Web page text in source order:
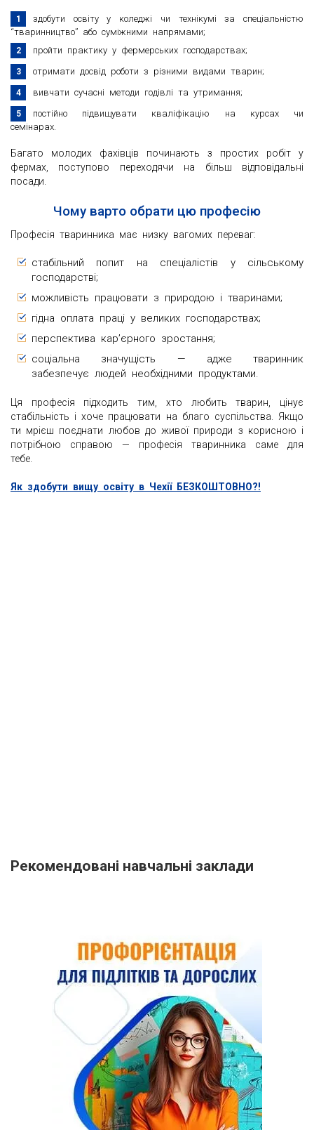
здобути освіту у коледжі чи технікумі за спеціальністю
“тваринництво” або суміжними напрямами;
пройти практику у фермерських господарствах;
отримати досвід роботи з різними видами тварин;
вивчати сучасні методи годівлі та утримання;
постійно підвищувати кваліфікацію на курсах чи
семінарах.
Багато молодих фахівців починають з простих робіт у
фермах, поступово переходячи на більш відповідальні
посади.
Чому варто обрати цю професію
Професія тваринника має низку вагомих переваг:
стабільний попит на спеціалістів у сільському
господарстві;
можливість працювати з природою і тваринами;
гідна оплата праці у великих господарствах;
перспектива кар’єрного зростання;
соціальна значущість — адже тваринник
забезпечує людей необхідними продуктами.
Ця професія підходить тим, хто любить тварин, цінує
стабільність і хоче працювати на благо суспільства. Якщо
ти мрієш поєднати любов до живої природи з корисною і
потрібною справою — професія тваринника саме для
тебе.
Як здобути вищу освіту в Чехії БЕЗКОШТОВНО?!
Рекомендовані навчальні заклади